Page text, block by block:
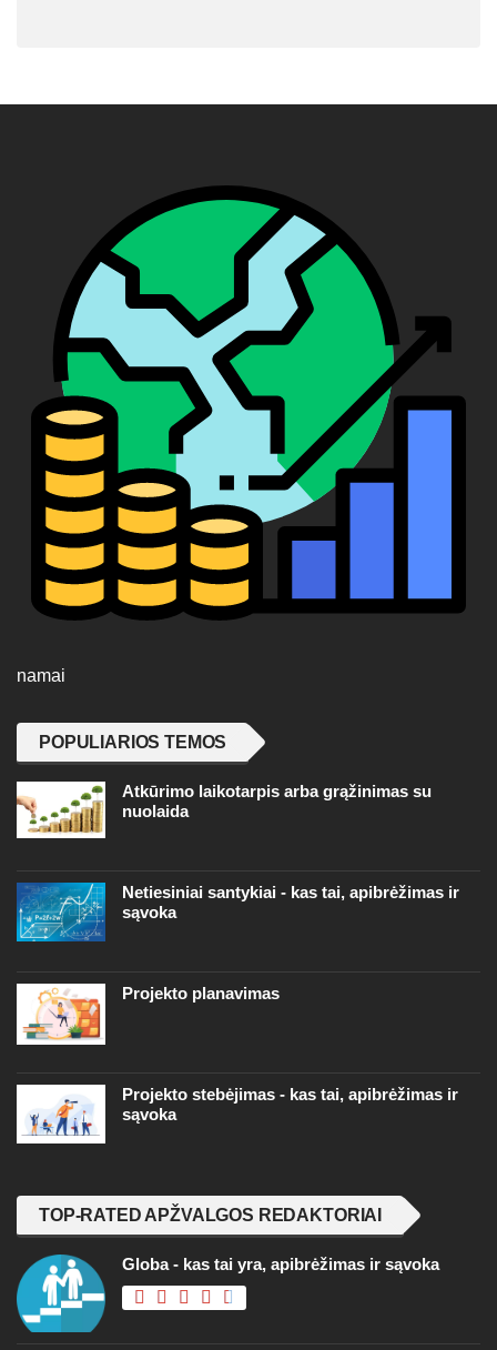
namai
POPULIARIOS TEMOS
Atkūrimo laikotarpis arba grąžinimas su
nuolaida
Netiesiniai santykiai - kas tai, apibrėžimas ir
sąvoka
Projekto planavimas
Projekto stebėjimas - kas tai, apibrėžimas ir
sąvoka
TOP-RATED APŽVALGOS REDAKTORIAI
Globa - kas tai yra, apibrėžimas ir sąvoka